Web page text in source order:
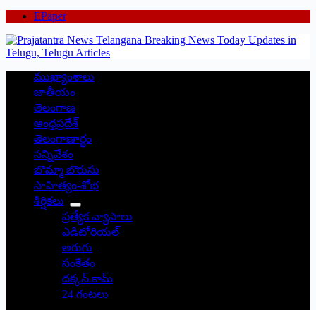
EPaper
ముఖ్యాంశాలు
జాతీయం
తెలంగాణ
ఆంధ్రప్రదేశ్
తెలంగాణార్థం
సన్నివేశం
బొమ్మా బొరుసు
సాహిత్యం-శోభ
శీర్షికలు
ప్రత్యేక వ్యాసాలు
ఎడిటోరియల్
అరుగు
సంకేతం
దక్కన్.కామ్
24 గంటలు